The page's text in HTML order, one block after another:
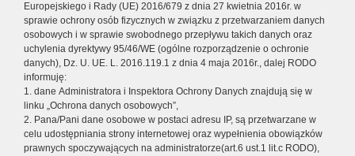
Europejskiego i Rady (UE) 2016/679 z dnia 27 kwietnia 2016r. w
sprawie ochrony osób fizycznych w związku z przetwarzaniem danych
osobowych i w sprawie swobodnego przepływu takich danych oraz
uchylenia dyrektywy 95/46/WE (ogólne rozporządzenie o ochronie
danych), Dz. U. UE. L. 2016.119.1 z dnia 4 maja 2016r., dalej RODO
informuję:
1. dane Administratora i Inspektora Ochrony Danych znajdują się w
linku „Ochrona danych osobowych”,
2. Pana/Pani dane osobowe w postaci adresu IP, są przetwarzane w
celu udostępniania strony internetowej oraz wypełnienia obowiązków
prawnych spoczywających na administratorze(art.6 ust.1 lit.c RODO),